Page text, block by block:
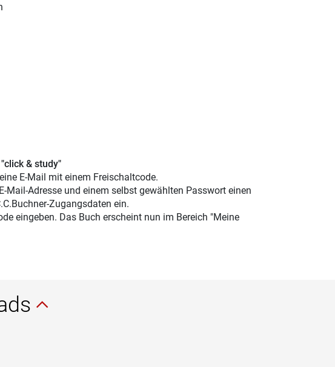
& study"
E-Mail mit einem Freischaltcode.
Mail-Adresse und einem selbst gewählten Passwort einen
Zugangsdaten ein.
eingeben. Das Buch erscheint nun im Bereich "Meine